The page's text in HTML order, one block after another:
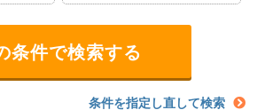
条件を指定し直して検索